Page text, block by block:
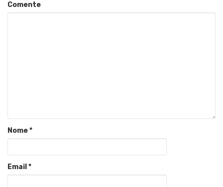
Comente
Nome*
Email *